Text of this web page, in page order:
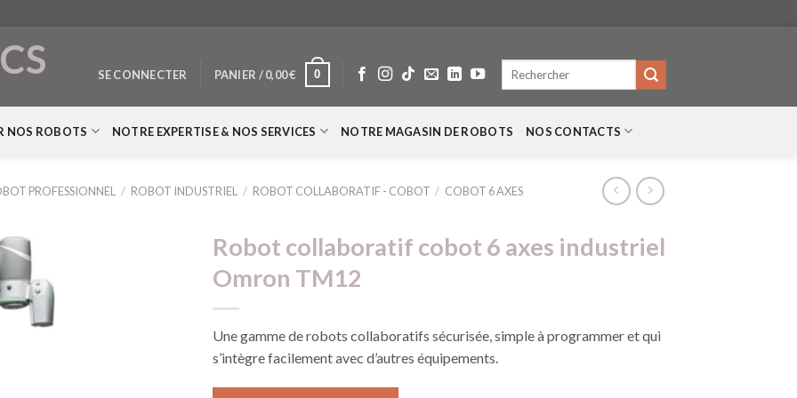
SE CONNECTER PANIER /0,00€ 0
Recherche
NOS ROBOTS NOTRE EXPERTISE & NOS SERVICES NOTRE MAGASIN DE ROBOTS NOS CONTACTS
PROFESSIONNEL / ROBOT INDUSTRIEL / ROBOT COLLABORATIF - COBOT / COBOT 6 AXES
Robot collaboratif cobot 6 axes industriel
Omron TM12
Une gamme de robots collaboratifs sécurisée, simple à programmer et qui
s’intègre facilement avec d’autres équipements.